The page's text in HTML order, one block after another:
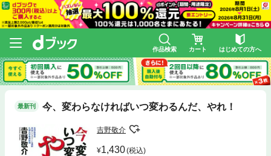
作品検索 カート はじめての方へ
最新刊 今、変わらなければいつ変わるんだ、やれ！
吉野敬介
1,430(税込)